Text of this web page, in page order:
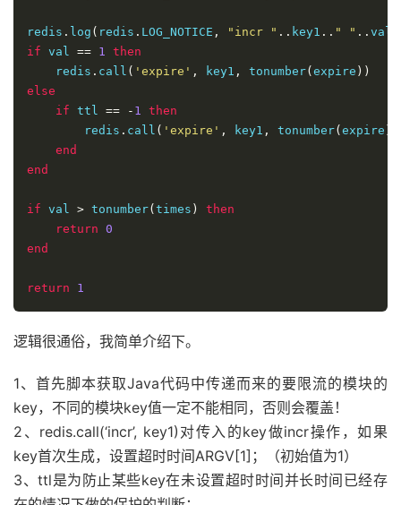
redis . log ( redis . LOG_NOTICE , "incr " .. key1 .. " " .. val
if val == 1 then
    redis
. call ( 'expire' , key1 , tonumber( expire ))
else
if ttl == - 1 then
        redis
. call ( 'expire' , key1 , tonumber( expire
end
end
if val > tonumber( times )
then
return 0
end
return 1
逻辑很通俗，我简单介绍下。
1、首先脚本获取Java代码中传递而来的要限流的模块的
key，不同的模块key值一定不能相同，否则会覆盖！
2、redis.call(‘incr’, key1)对传入的key做incr操作，如果
key首次生成，设置超时时间ARGV[1]；（初始值为1）
3、ttl是为防止某些key在未设置超时时间并长时间已经存